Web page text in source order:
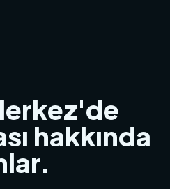
hakkında